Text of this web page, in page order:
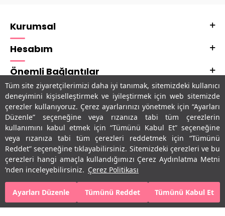
Tüm site ziyaretçilerimizi daha iyi tanımak, sitemizdeki kullanıcı
deneyimini kişiselleştirmek ve iyileştirmek için web sitemizde
çerezler kullanıyoruz. Çerez ayarlarınızı yönetmek için “Ayarları
Düzenle” seçeneğine veya rızanıza tabi tüm çerezlerin
kullanımını kabul etmek için “Tümünü Kabul Et” seçeneğine
veya rızanıza tabi tüm çerezleri reddetmek için “Tümünü
Reddet” seçeneğine tıklayabilirsiniz. Sitemizdeki çerezleri ve bu
çerezleri hangi amaçla kullandığımızı Çerez Aydınlatma Metni
’nden inceleyebilirsiniz. Çerez Politikası
Ayarları Düzenle Tümünü Reddet Tümünü Kabul Et
SEPETE EKLE HEMEN AL
Kurumsal
Hesabım
Önemli Bağlantılar
Adres & İletişim
Uygulamalarımız